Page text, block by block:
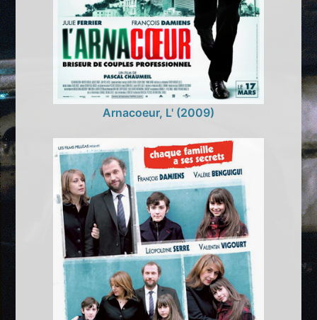
Arnacoeur, L' (2009)